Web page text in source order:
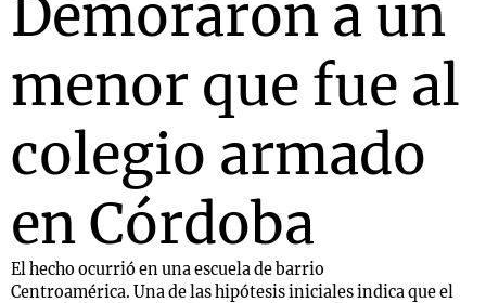
Demoraron a un
menor que fue al
colegio armado
en Córdoba
El hecho ocurrió en una escuela de barrio
Centroamérica. Una de las hipótesis iniciales indica que el